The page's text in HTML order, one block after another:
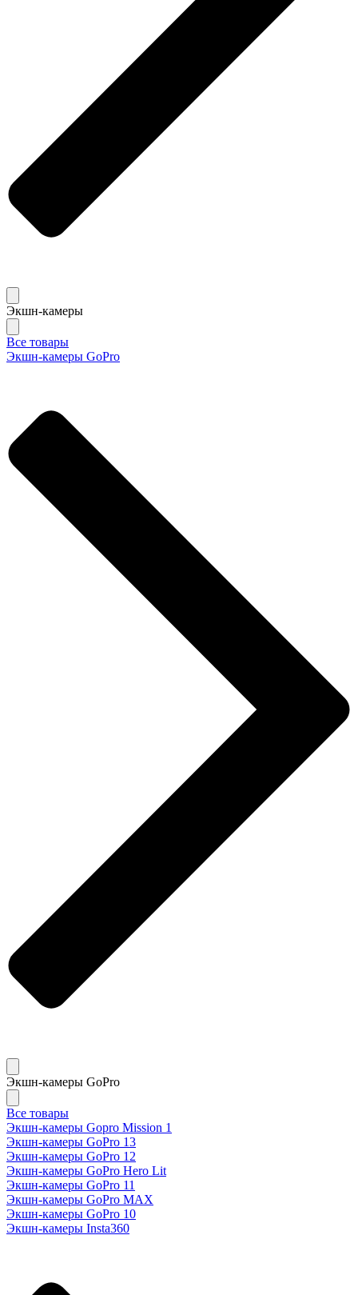
Экшн-камеры
Все товары
Экшн-камеры GoPro
Экшн-камеры GoPro
Все товары
Экшн-камеры Gopro Mission 1
Экшн-камеры GoPro 13
Экшн-камеры GoPro 12
Экшн-камеры GoPro Hero Lit
Экшн-камеры GoPro 11
Экшн-камеры GoPro MAX
Экшн-камеры GoPro 10
Экшн-камеры Insta360